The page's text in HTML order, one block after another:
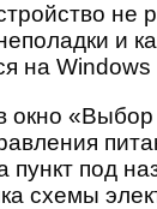
окно «Выбор
пункт под
схемы